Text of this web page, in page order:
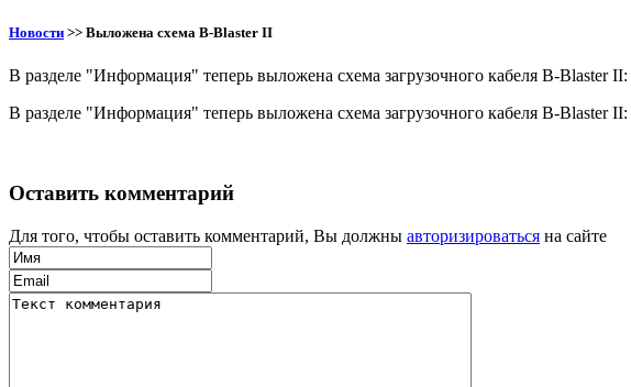
Новости >> Выложена схема B-Blaster II
В разделе "Информация" теперь выложена схема загрузочного кабеля B-Blaster II:
В разделе "Информация" теперь выложена схема загрузочного кабеля B-Blaster II:
Оставить комментарий
Для того, чтобы оставить комментарий, Вы должны авторизироваться на сайте